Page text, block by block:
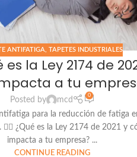
ANTIFATIGA TAPETES INDUSTRIALES
es la Ley 2174 de
a tu
Posted by mcd
0
para la reducción de fatiga
🧑‍⚖️ ¿Qué es la Ley 2174 de 2021 y
impacta a tu empresa? ...
CONTINUE READING